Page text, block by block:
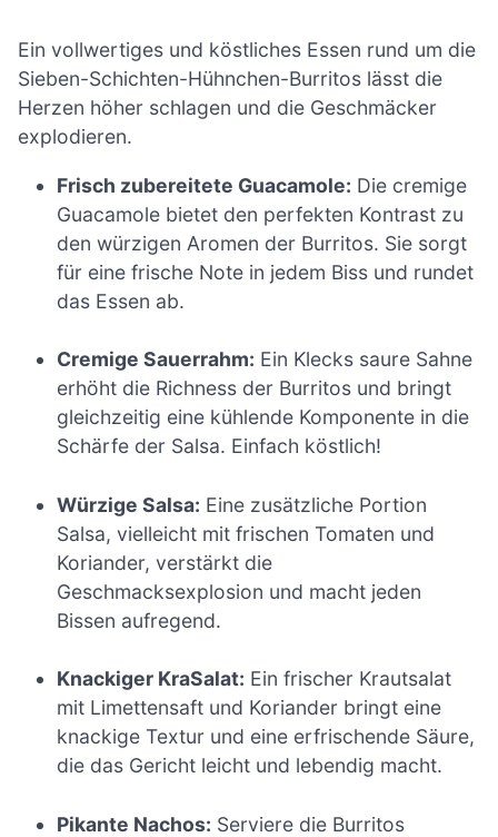
Ein vollwertiges und köstliches Essen rund um die
Sieben-Schichten-Hühnchen-Burritos lässt die
Herzen höher schlagen und die Geschmäcker
explodieren.
Frisch zubereitete Guacamole: Die cremige
Guacamole bietet den perfekten Kontrast zu
den würzigen Aromen der Burritos. Sie sorgt
für eine frische Note in jedem Biss und rundet
das Essen ab.
Cremige Sauerrahm: Ein Klecks saure Sahne
erhöht die Richness der Burritos und bringt
gleichzeitig eine kühlende Komponente in die
Schärfe der Salsa. Einfach köstlich!
Würzige Salsa: Eine zusätzliche Portion
Salsa, vielleicht mit frischen Tomaten und
Koriander, verstärkt die
Geschmacksexplosion und macht jeden
Bissen aufregend.
Knackiger KraSalat: Ein frischer Krautsalat
mit Limettensaft und Koriander bringt eine
knackige Textur und eine erfrischende Säure,
die das Gericht leicht und lebendig macht.
Pikante Nachos: Serviere die Burritos